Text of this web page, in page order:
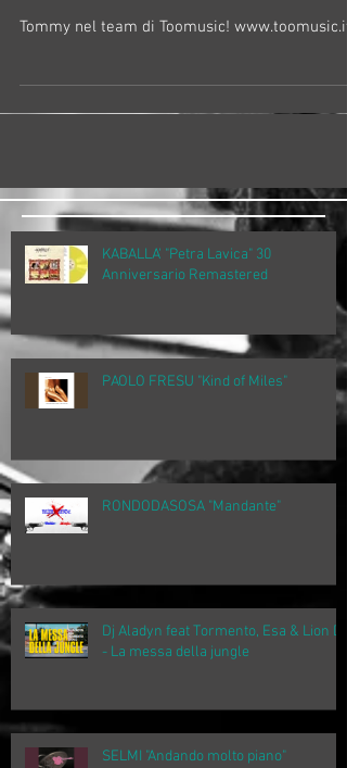
Tommy nel team di Toomusic! www.toomusic.it
KABALLA' "Petra Lavica" 30
Anniversario Remastered
PAOLO FRESU "Kind of Miles"
RONDODASOSA "Mandante"
Dj Aladyn feat Tormento, Esa & Lion D
- La messa della jungle
SELMI "Andando molto piano"